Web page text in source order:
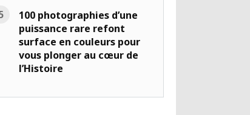
100 photographies d’une
puissance rare refont
surface en couleurs pour
vous plonger au cœur de
l’Histoire